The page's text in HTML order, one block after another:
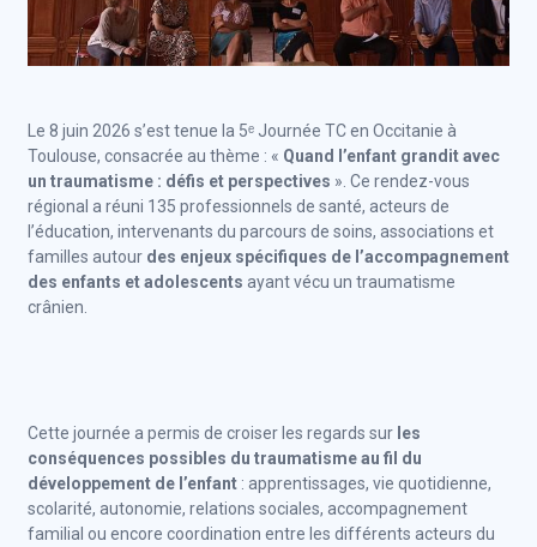
Le 8 juin 2026 s’est tenue la 5ᵉ Journée TC en Occitanie à
Toulouse, consacrée au thème : « Quand l’enfant grandit avec
un traumatisme : défis et perspectives ». Ce rendez-vous
régional a réuni 135 professionnels de santé, acteurs de
l’éducation, intervenants du parcours de soins, associations et
familles autour des enjeux spécifiques de l’accompagnement
des enfants et adolescents ayant vécu un traumatisme
crânien.
Cette journée a permis de croiser les regards sur les
conséquences possibles du traumatisme au fil du
développement de l’enfant : apprentissages, vie quotidienne,
scolarité, autonomie, relations sociales, accompagnement
familial ou encore coordination entre les différents acteurs du